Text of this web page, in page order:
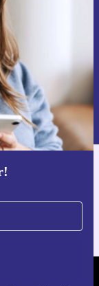
personnelles